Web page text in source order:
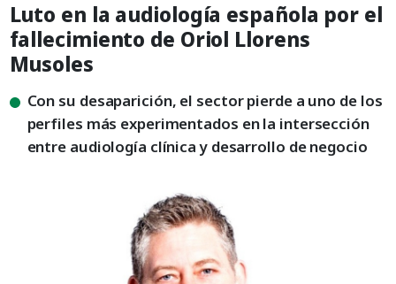
Luto en la audiología española por el
fallecimiento de Oriol Llorens
Musoles
Con su desaparición, el sector pierde a uno de los
perfiles más experimentados en la intersección
entre audiología clínica y desarrollo de negocio